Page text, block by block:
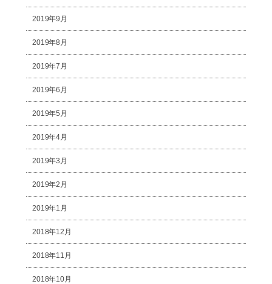
2019年9月
2019年8月
2019年7月
2019年6月
2019年5月
2019年4月
2019年3月
2019年2月
2019年1月
2018年12月
2018年11月
2018年10月